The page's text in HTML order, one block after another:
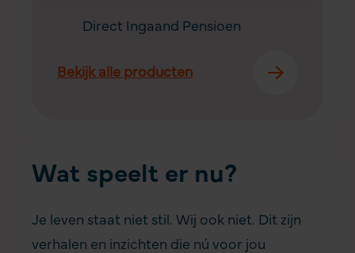
Direct Ingaand Pensioen
Bekijk alle producten
Wat speelt er nu?
Je leven staat niet stil. Wij ook niet. Dit zijn
verhalen en inzichten die nú voor jou